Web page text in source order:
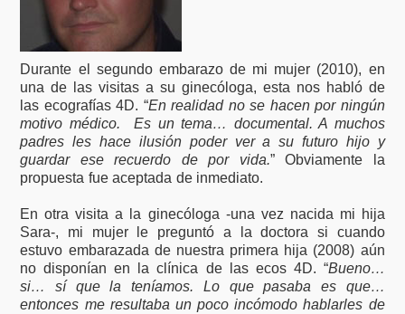
Durante el segundo embarazo de mi mujer (2010), en
una de las visitas a su ginecóloga, esta nos habló de
las ecografías 4D. “En realidad no se hacen por ningún
motivo médico. Es un tema… documental. A muchos
padres les hace ilusión poder ver a su futuro hijo y
guardar ese recuerdo de por vida.” Obviamente la
propuesta fue aceptada de inmediato.
En otra visita a la ginecóloga -una vez nacida mi hija
Sara-, mi mujer le preguntó a la doctora si cuando
estuvo embarazada de nuestra primera hija (2008) aún
no disponían en la clínica de las ecos 4D. “Bueno…
si… sí que la teníamos. Lo que pasaba es que…
entonces me resultaba un poco incómodo hablarles de